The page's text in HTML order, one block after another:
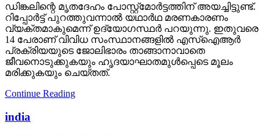
ഡിങ്കലിന്റെ മൃതദേഹം പോസ്റ്റ്‌മോര്‍ട്ടത്തിന് അയച്ചിട്ടുണ്ട്.
റിപ്പോര്‍ട്ട് പുറത്തുവന്നാല്‍ യഥാര്‍ഥ മരണകാരണം
വ്യക്തമാകുമെന്ന് ഉദ്യോഗസ്ഥര്‍ പറയുന്നു. ഇതുവരെ
14 പേരാണ് വിവിധ സംസ്ഥാനങ്ങളില്‍ എസ്‌ഐആര്‍
പ്രക്രിയയുടെ ജോലിഭാരം താങ്ങാനാവാതെ
ജീവനൊടുക്കുകയും ഹൃദയാഘാതമുള്‍പ്പെടെ മൂലം
മരിക്കുകയും ചെയ്തത്.
Continue Reading
india